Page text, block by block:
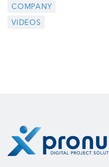
COMPANY
VIDEOS